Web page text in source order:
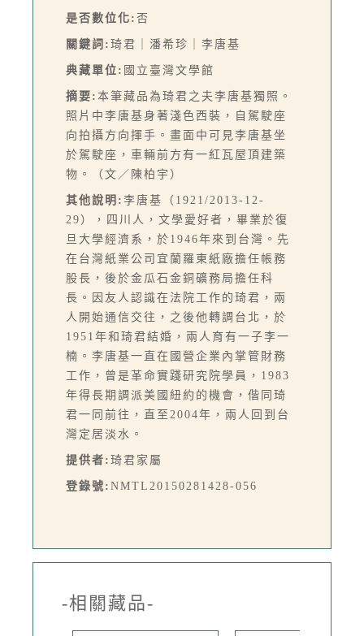
是否數位化: 否
關鍵詞: 琦君｜潘希珍｜李唐基
典藏單位: 國立臺灣文學館
摘要: 本筆藏品為琦君之夫李唐基獨照。
照片中李唐基身著淺色西裝，自駕駛座
向拍攝方向揮手。畫面中可見李唐基坐
於駕駛座，車輛前方有一紅瓦屋頂建築
物。（文／陳柏宇）
其他說明: 李唐基（1921/2013-12-
29），四川人，文學愛好者，畢業於復
旦大學經濟系，於1946年來到台灣。先
在台灣紙業公司宜蘭羅東紙廠擔任帳務
股長，後於金瓜石金銅礦務局擔任科
長。因友人認識在法院工作的琦君，兩
人開始通信交往，之後他轉調台北，於
1951年和琦君結婚，兩人育有一子李一
楠。李唐基一直在國營企業內掌管財務
工作，曾是革命實踐研究院學員，1983
年得長期調派美國紐約的機會，偕同琦
君一同前往，直至2004年，兩人回到台
灣定居淡水。
提供者: 琦君家屬
登錄號: NMTL20150281428-056
-相關藏品-